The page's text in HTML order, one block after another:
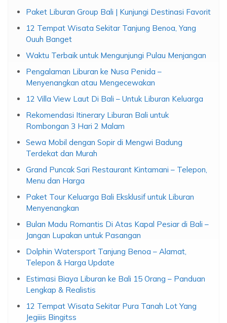
Paket Liburan Group Bali | Kunjungi Destinasi Favorit
12 Tempat Wisata Sekitar Tanjung Benoa, Yang
Ouuh Banget
Waktu Terbaik untuk Mengunjungi Pulau Menjangan
Pengalaman Liburan ke Nusa Penida –
Menyenangkan atau Mengecewakan
12 Villa View Laut Di Bali – Untuk Liburan Keluarga
Rekomendasi Itinerary Liburan Bali untuk
Rombongan 3 Hari 2 Malam
Sewa Mobil dengan Sopir di Mengwi Badung
Terdekat dan Murah
Grand Puncak Sari Restaurant Kintamani – Telepon,
Menu dan Harga
Paket Tour Keluarga Bali Eksklusif untuk Liburan
Menyenangkan
Bulan Madu Romantis Di Atas Kapal Pesiar di Bali –
Jangan Lupakan untuk Pasangan
Dolphin Watersport Tanjung Benoa – Alamat,
Telepon & Harga Update
Estimasi Biaya Liburan ke Bali 15 Orang – Panduan
Lengkap & Realistis
12 Tempat Wisata Sekitar Pura Tanah Lot Yang
Jegiiis Bingitss